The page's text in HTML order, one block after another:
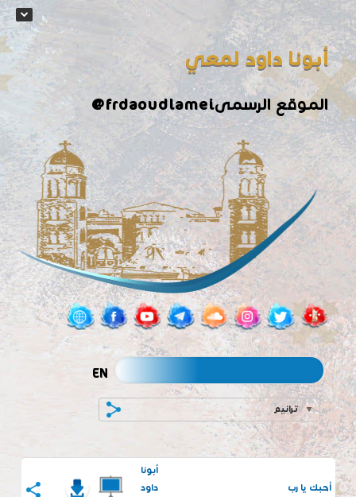
EN
أبونا داود لمعي
الموقع الرسمى@frdaoudlamei
ترانيم
أحبك يا رب
أبونا
داود